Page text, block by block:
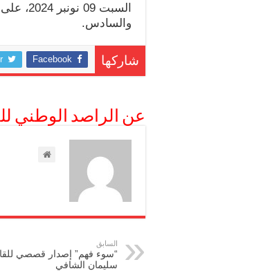
السبت
والسادس.
شاركها Facebook
عن الراصد الوطني
السابق
“سوء فهم” إصدار قصصي
سليمان الشافي